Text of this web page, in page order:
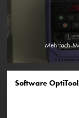
Mehrfach-
Software